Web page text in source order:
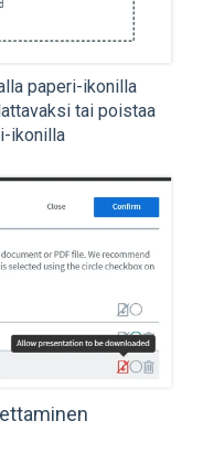
paperi-ikonilla
tai poistaa
ikonilla